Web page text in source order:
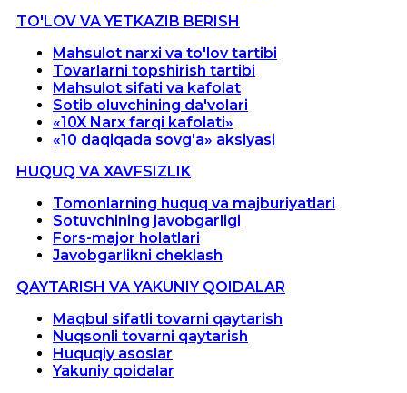
TO'LOV VA YETKAZIB BERISH
Mahsulot narxi va to'lov tartibi
Tovarlarni topshirish tartibi
Mahsulot sifati va kafolat
Sotib oluvchining da'volari
«10X Narx farqi kafolati»
«10 daqiqada sovg'a» aksiyasi
HUQUQ VA XAVFSIZLIK
Tomonlarning huquq va majburiyatlari
Sotuvchining javobgarligi
Fors-major holatlari
Javobgarlikni cheklash
QAYTARISH VA YAKUNIY QOIDALAR
Maqbul sifatli tovarni qaytarish
Nuqsonli tovarni qaytarish
Huquqiy asoslar
Yakuniy qoidalar